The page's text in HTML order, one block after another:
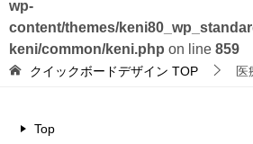
wp-
content/themes/
keni/common/keni.php on line 859
クイックボードデザイン TOP 医
Top